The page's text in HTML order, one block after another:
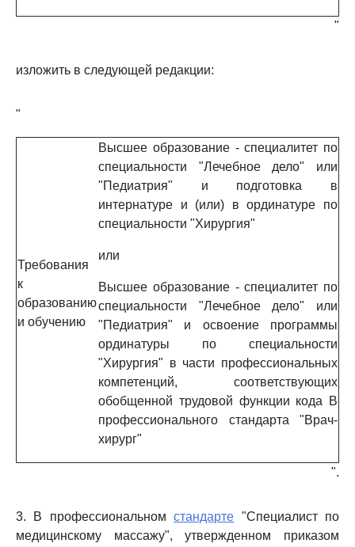
"
изложить в следующей редакции:
"
Требования
к
образованию
и обучению
Высшее образование - специалитет по
специальности "Лечебное дело" или
"Педиатрия" и подготовка в
интернатуре и (или) в ординатуре по
специальности "Хирургия"
или
Высшее образование - специалитет по
специальности "Лечебное дело" или
"Педиатрия" и освоение программы
ординатуры по специальности
"Хирургия" в части профессиональных
компетенций, соответствующих
обобщенной трудовой функции кода B
профессионального стандарта "Врач-
хирург"
".
3. В профессиональномстандарте "Специалист по
медицинскому массажу", утвержденном приказом